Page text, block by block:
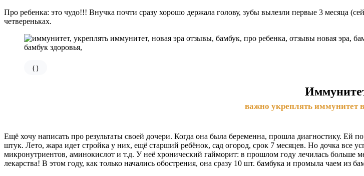
Про ребенка: это чудо!!! Внучка почти сразу хорошо держала голову, зубы вылезли первые 3 месяца
четвереньках.
( )
важно укреплять иммунитет
Ещё хочу написать про результаты своей дочери. Когда она была беременна, прошла диагностику.
штук. Лето, жара идет стройка у них, ещё старший ребёнок, сад огород, срок 7 месяцев. Но дочка все
микронутриентов, аминокислот и т.д. У неё хронический гайморит: в прошлом году лечилась больше
лекарства! В этом году, как только начались обострения, она сразу 10 шт. бамбука и промыла чаем из